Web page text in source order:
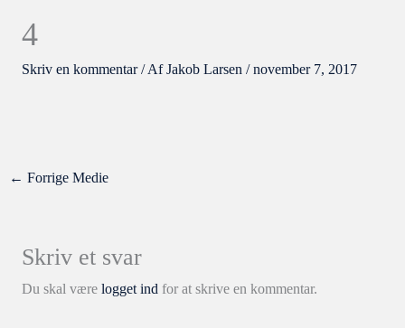
4
Skriv en kommentar / AfJakob Larsen /november 7, 2017
← Forrige Medie
Skriv et svar
Du skal være logget indfor at skrive en kommentar.